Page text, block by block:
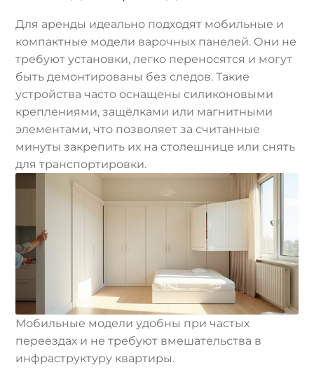
Для аренды идеально подходят мобильные и
компактные модели варочных панелей. Они не
требуют установки, легко переносятся и могут
быть демонтированы без следов. Такие
устройства часто оснащены силиконовыми
креплениями, защёлками или магнитными
элементами, что позволяет за считанные
минуты закрепить их на столешнице или снять
для транспортировки.
Мобильные модели удобны при частых
переездах и не требуют вмешательства в
инфраструктуру квартиры.